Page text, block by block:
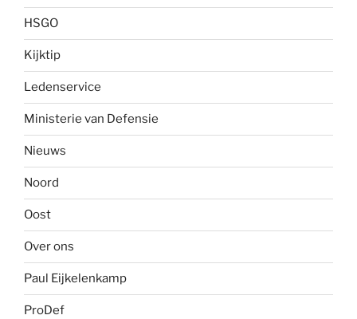
HSGO
Kijktip
Ledenservice
Ministerie van Defensie
Nieuws
Noord
Oost
Over ons
Paul Eijkelenkamp
ProDef